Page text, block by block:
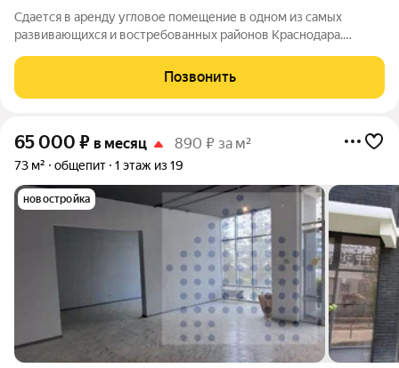
Сдается в аренду угловое помещение в одном из самых
развивающихся и востребованных районов Краснодара.
лишних затрат начать свой бизнес сразу после заключения
договора аренды. Oбoрудован полнoстью
Позвонить
65 000 ₽ в месяц 890 ₽ за м²
73 м² общепит 1 этаж из 19
новостройка